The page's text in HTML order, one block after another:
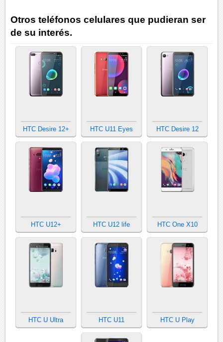
Otros teléfonos celulares que pudieran ser
de su interés.
HTC Desire 12+ HTC U11 Eyes HTC Desire 12
HTC U12+ HTC U12 life HTC One X10
HTC U Ultra HTC U11 HTC U Play